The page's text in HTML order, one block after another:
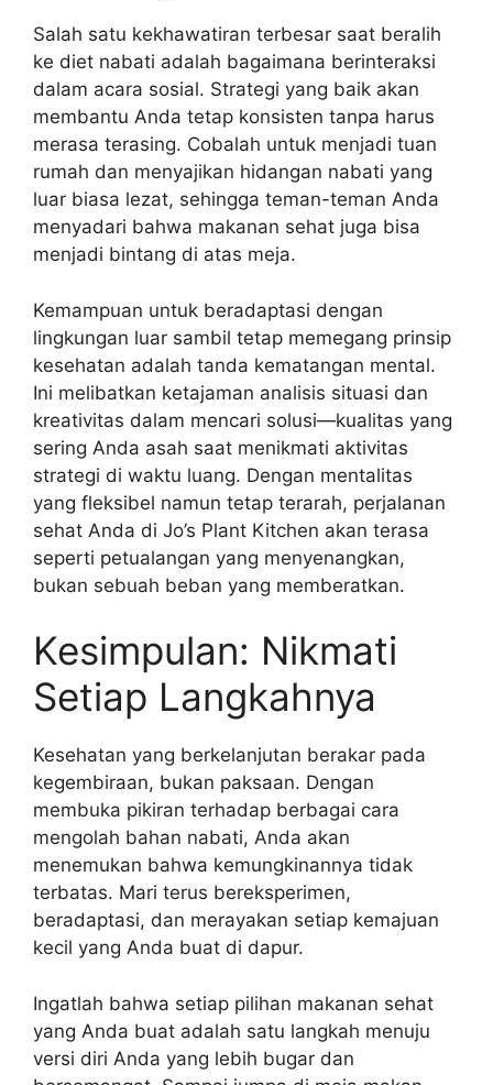
Salah satu kekhawatiran terbesar saat beralih
ke diet nabati adalah bagaimana berinteraksi
dalam acara sosial. Strategi yang baik akan
membantu Anda tetap konsisten tanpa harus
merasa terasing. Cobalah untuk menjadi tuan
rumah dan menyajikan hidangan nabati yang
luar biasa lezat, sehingga teman-teman Anda
menyadari bahwa makanan sehat juga bisa
menjadi bintang di atas meja.
Kemampuan untuk beradaptasi dengan
lingkungan luar sambil tetap memegang prinsip
kesehatan adalah tanda kematangan mental.
Ini melibatkan ketajaman analisis situasi dan
kreativitas dalam mencari solusi—kualitas yang
sering Anda asah saat menikmati aktivitas
strategi di waktu luang. Dengan mentalitas
yang fleksibel namun tetap terarah, perjalanan
sehat Anda di Jo’s Plant Kitchen akan terasa
seperti petualangan yang menyenangkan,
bukan sebuah beban yang memberatkan.
Kesimpulan: Nikmati
Setiap Langkahnya
Kesehatan yang berkelanjutan berakar pada
kegembiraan, bukan paksaan. Dengan
membuka pikiran terhadap berbagai cara
mengolah bahan nabati, Anda akan
menemukan bahwa kemungkinannya tidak
terbatas. Mari terus bereksperimen,
beradaptasi, dan merayakan setiap kemajuan
kecil yang Anda buat di dapur.
Ingatlah bahwa setiap pilihan makanan sehat
yang Anda buat adalah satu langkah menuju
versi diri Anda yang lebih bugar dan